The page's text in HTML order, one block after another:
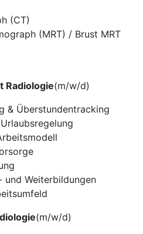
(CT)
(MRT) / Brust MRT
Radiologie(m/w/d)
& Überstundentracking
und Weiterbildungen
(m/w/d)